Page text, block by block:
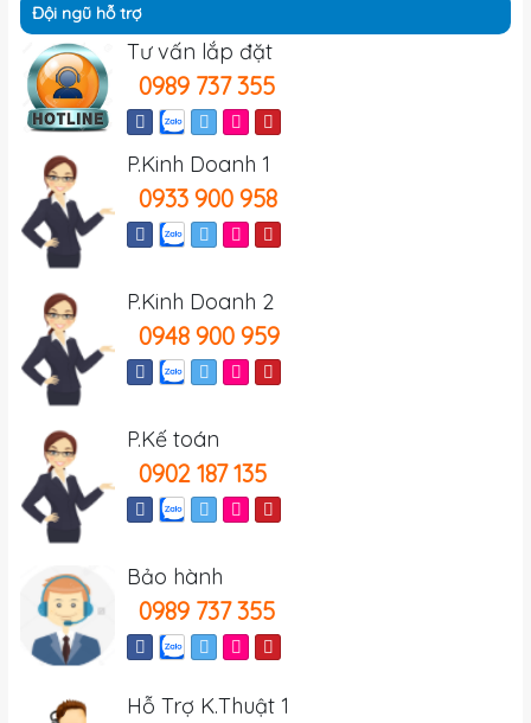
Đội ngũ hỗ trợ
Tư vấn lắp đặt
0989 737 355
P.Kinh Doanh 1
0933 900 958
P.Kinh Doanh 2
0948 900 959
P.Kế toán
0902 187 135
Bảo hành
0989 737 355
Hỗ Trợ K.Thuật 1